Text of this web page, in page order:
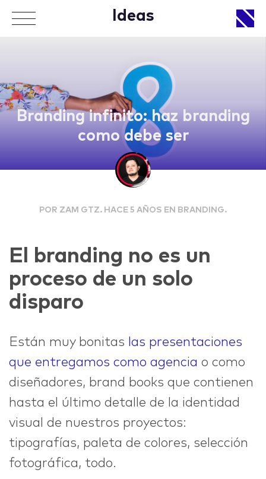
Ideas
Branding infinito: haz branding
como debe ser
POR ZAM GTZ. HACE 5 AÑOS EN BRANDING.
El branding no es un
proceso de un solo
disparo
Están muy bonitas las presentaciones
que entregamos como agencia o como
diseñadores, brand books que contienen
hasta el último detalle de la identidad
visual de nuestros proyectos:
tipografías, paleta de colores, selección
fotográfica, todo.
IDEAS
ABOUT
CONTACT